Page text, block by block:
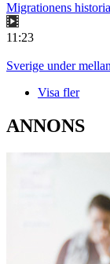
Migrationens
11:23
Sverige under
Visa fler
ANNONS